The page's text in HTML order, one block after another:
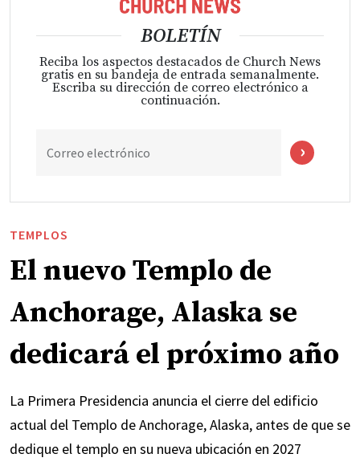
BOLETÍN
Reciba los aspectos destacados de Church News
gratis en su bandeja de entrada semanalmente.
Escriba su dirección de correo electrónico a
continuación.
Correo electrónico
TEMPLOS
El nuevo Templo de
Anchorage, Alaska se
dedicará el próximo año
La Primera Presidencia anuncia el cierre del edificio
actual del Templo de Anchorage, Alaska, antes de que se
dedique el templo en su nueva ubicación en 2027